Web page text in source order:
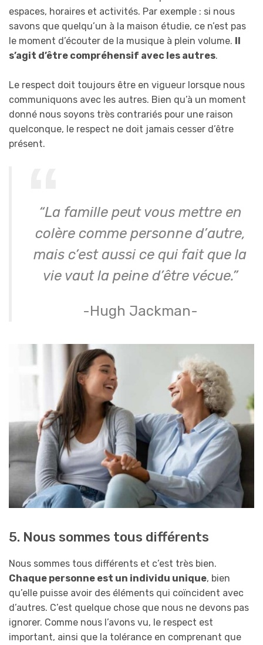
espaces, horaires et activités. Par exemple : si nous
savons que quelqu’un à la maison étudie, ce n’est pas
le moment d’écouter de la musique à plein volume. Il
s’agit d’être compréhensif avec les autres.
Le respect doit toujours être en vigueur lorsque nous
communiquons avec les autres. Bien qu’à un moment
donné nous soyons très contrariés pour une raison
quelconque, le respect ne doit jamais cesser d’être
présent.
“La famille peut vous mettre en
colère comme personne d’autre,
mais c’est aussi ce qui fait que la
vie vaut la peine d’être vécue.”
-Hugh Jackman-
5. Nous sommes tous différents
Nous sommes tous différents et c’est très bien.
Chaque personne est un individu unique, bien
qu’elle puisse avoir des éléments qui coïncident avec
d’autres. C’est quelque chose que nous ne devons pas
ignorer. Comme nous l’avons vu, le respect est
important, ainsi que la tolérance en comprenant que